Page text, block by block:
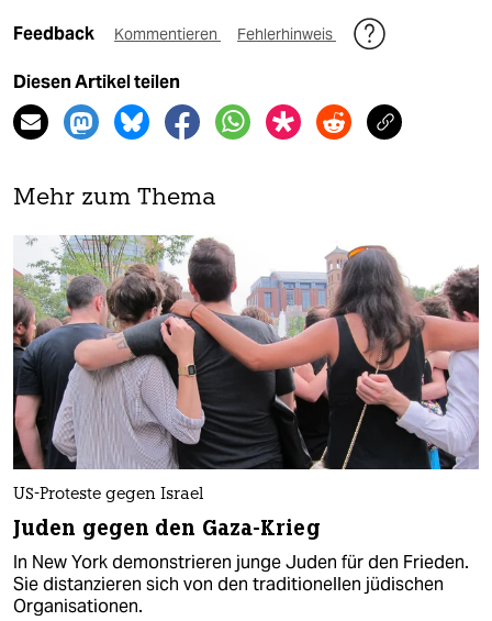
Feedback Kommentieren Fehlerhinweis
Diesen Artikel teilen
Mehr zum Thema
US-Proteste gegen Israel
Juden gegen den Gaza-Krieg
In New York demonstrieren junge Juden für den Frieden.
Sie distanzieren sich von den traditionellen jüdischen
Organisationen.